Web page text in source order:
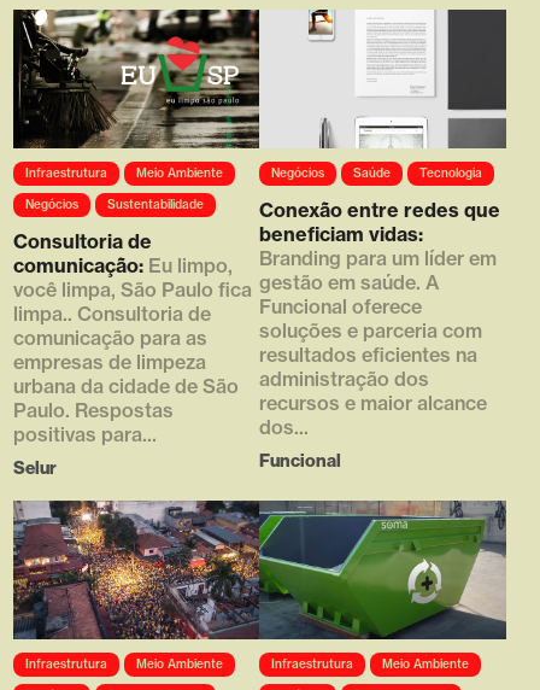
Array ( [0] =>
https://d4g.com.br/wp-
content/uploads/2016/05/thumb
_610x380_planing.jpg [1] =>
610 [2] => 380 [3] => )
Infraestrutura
Meio Ambiente
Negócios
Sustentabilidade
Consultoria de
comunicação: Eu limpo,
você limpa, São Paulo fica
limpa.. Consultoria de
comunicação para as
empresas de limpeza
urbana da cidade de São
Paulo. Respostas
positivas para...
Selur
Array ( [0] =>
https://d4g.com.br/wp-
content/uploads/1920/02/thumb
_610x790_1.png [1] => 610 [2]
=> 790 [3] => )
Negócios Saúde Tecnologia
Conexão entre redes que
beneficiam vidas:
Branding para um líder em
gestão em saúde. A
Funcional oferece
soluções e parceria com
resultados eficientes na
administração dos
recursos e maior alcance
dos...
Funcional
Array ( [0] =>
https://d4g.com.br/wp-
Infraestrutura
Meio Ambiente
Array ( [0] =>
https://d4g.com.br/wp-
Infraestrutura
Meio Ambiente